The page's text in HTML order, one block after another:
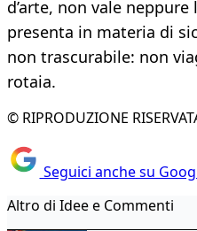
d’arte, non vale
presenta in materia di
non trascurabile: non
rotaia.
© RIPRODUZIONE
Seguici anche su
Altro di Idee e Commenti